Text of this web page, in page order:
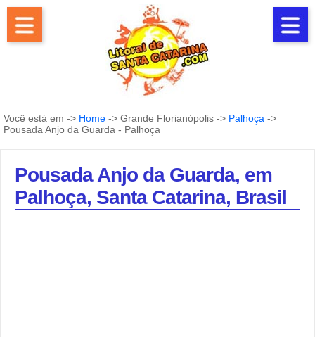
Você está em -> Home -> Grande Florianópolis -> Palhoça ->
Pousada Anjo da Guarda - Palhoça
Pousada Anjo da Guarda, em
Palhoça, Santa Catarina, Brasil